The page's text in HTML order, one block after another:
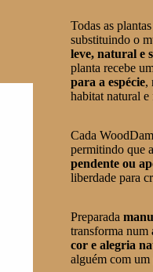
Todas as
substituindo o
leve, natural e
planta recebe
para a espécie,
habitat natural
Cada
permitindo que
pendente ou
liberdade para
Preparada
transforma num
cor e alegria
alguém com um